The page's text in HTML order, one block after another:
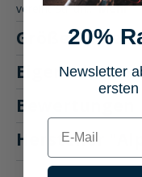
vereint Stil un…Mehr
Größentabelle
Eigenschaften
Bewertungen
Hersteller
20%
Newsletter
ersten
E-mail